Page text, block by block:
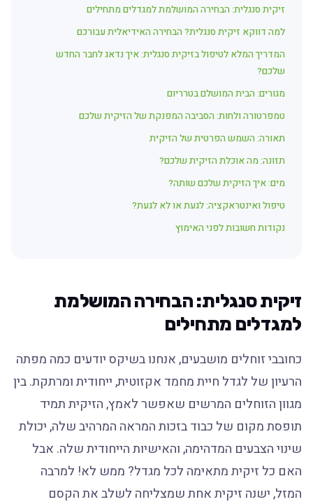
זיקית סנגלית: הבחירה המושלמת למגדלים מתחילים
למה דווקא זיקית סנגלית? הבחירה האידיאלית עבורכם
המדריך המלא לטיפול בזיקית סנגלית: איך נדאג לחבר החדש
שלכם?
מגורים: הבית המושלם בטרריום
טמפרטורה ולחות: הסביבה המפנקת של הזיקית שלכם
תאורה: השמש הפרטית של הזיקית
תזונה: מה אוכלת הזיקית שלכם?
מים: איך הזיקית שלכם שותה?
טיפול ואינטראקציה: לגעת או לא לגעת?
נקודות חשובות לפני האימוץ
זיקית סנגלית: הבחירה המושלמת
למגדלים מתחילים
כחובבי זוחלים מושבעים, אנחנו בשיקס יודעים כמה מפתה
הרעיון של לגדל חיית מחמד אקזוטית, ייחודית ומרתקת. בין
מגוון הזוחלים המרשים שאפשר לאמץ, הזיקית תמיד
תופסת מקום של כבוד בזכות המראה המרהיב שלה, יכולת
שינוי הצבעים המדהימה, והאישיות הייחודית שלה. אבל
האם כל זיקית מתאימה לכל מגדל? ממש לא! למרבה
המזל, ישנה זיקית אחת שמצליחה לשלב את הקסם